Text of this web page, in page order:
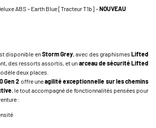
ABS – Earth Blue [Tracteur T1b] –NOUVEAU
disponible enStorm Grey, avec des graphismesLifted
des ressorts assortis, et un arceau de sécurité Lifted
deux places.
Gen 2 offre uneagilité exceptionnelle sur les chemins
, le tout accompagné de fonctionnalités pensées pour
: